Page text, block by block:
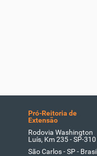
Pró-Reitoria de
Extensão
Rodovia Washington
Luís, Km 235 - SP-310
São Carlos - SP - Brasil